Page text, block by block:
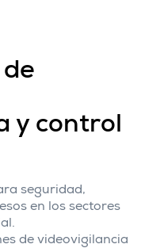
y control
seguridad,
en los sectores
de videovigilancia